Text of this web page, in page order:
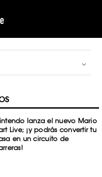
lanza el nuevo Mario
Live; ¡y podrás convertir tu
en un circuito de